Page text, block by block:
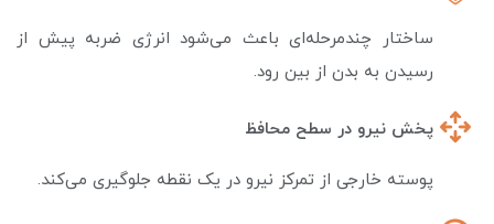
ساختار چندمرحله‌ای باعث می‌شود انرژی ضربه پیش از
رسیدن به بدن از بین رود.
پخش نیرو در سطح محافظ
پوسته خارجی از تمرکز نیرو در یک نقطه جلوگیری می‌کند.